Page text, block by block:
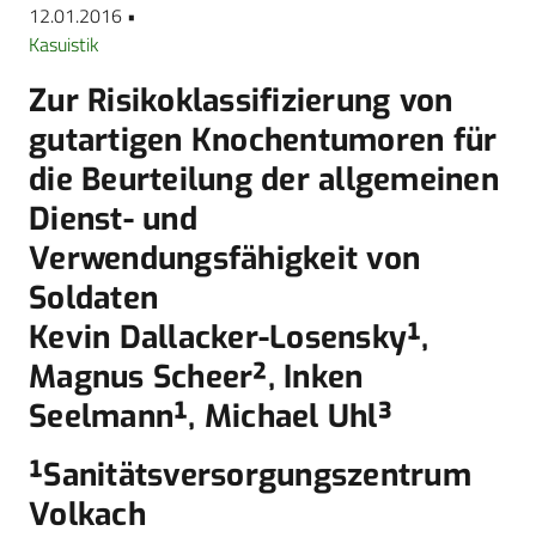
12.01.2016 •
Kasuistik
Zur Risikoklassifizierung von
gutartigen Knochentumoren für
die Beurteilung der allgemeinen
Dienst- und
Verwendungsfähigkeit von
Soldaten
Kevin Dallacker-Losensky¹,
Magnus Scheer², Inken
Seelmann¹, Michael Uhl³
¹Sanitätsversorgungszentrum
Volkach